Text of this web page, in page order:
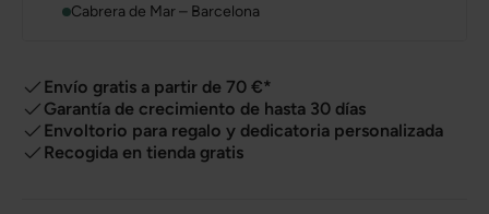
Cabrera de Mar – Barcelona
Envío gratis a partir de 70 €*
Garantía de crecimiento de hasta 30 días
Envoltorio para regalo y dedicatoria personalizada
Recogida en tienda gratis